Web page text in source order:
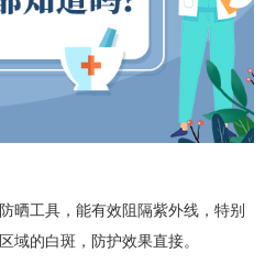
工具，能有效阻隔紫外线，特别
域的白斑，防护效果直接。